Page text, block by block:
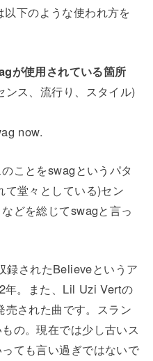
下のような使われ方を
が使用されている箇所
ス、流行り、スタイル)
now.
ことをswagというパタ
て堂々としている)セン
どを総じてswagと言っ
録されたBelieveというア
年。また、Lil Uzi Vertの
された曲です。スラン
の。現在では少し古いス
ても言い過ぎではないで